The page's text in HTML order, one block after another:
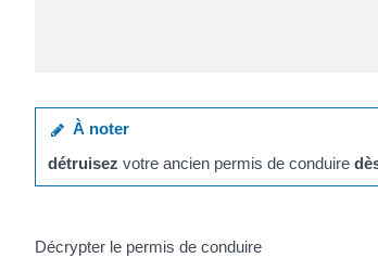
À noter
détruisez votre ancien permis de conduire
Décrypter le permis de conduire